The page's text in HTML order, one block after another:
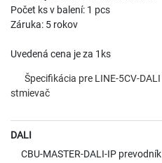
DALI
CBU-MASTER-DALI-IP prevodník
Počet ks v balení: 1 pcs
Záruka: 5 rokov
Uvedená cena je za 1ks
Špecifikácia pre LINE-5CV-DALI
stmievač